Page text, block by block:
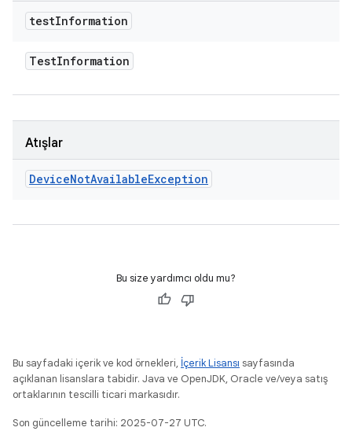
testInformation
TestInformation
Atışlar
DeviceNotAvailableException
Bu size yardımcı oldu mu?
Bu sayfadaki içerik ve kod örnekleri, İçerik Lisansı sayfasında
açıklanan lisanslara tabidir. Java ve OpenJDK, Oracle ve/veya satış
ortaklarının tescilli ticari markasıdır.
Son güncelleme tarihi: 2025-07-27 UTC.